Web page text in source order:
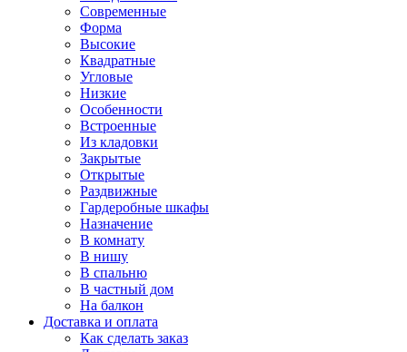
Современные
Форма
Высокие
Квадратные
Угловые
Низкие
Особенности
Встроенные
Из кладовки
Закрытые
Открытые
Раздвижные
Гардеробные шкафы
Назначение
В комнату
В нишу
В спальню
В частный дом
На балкон
Доставка и оплата
Как сделать заказ